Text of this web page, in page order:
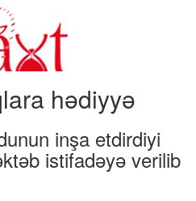
hədiyyə
inşa etdirdiyi
istifadəyə verilib